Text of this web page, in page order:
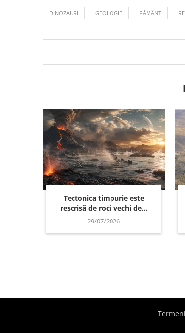
DINOZAURI GEOLOGIE PĂMÂNT
Tectonica timpurie este
rescrisă de roci vechi de...
29/07/2026